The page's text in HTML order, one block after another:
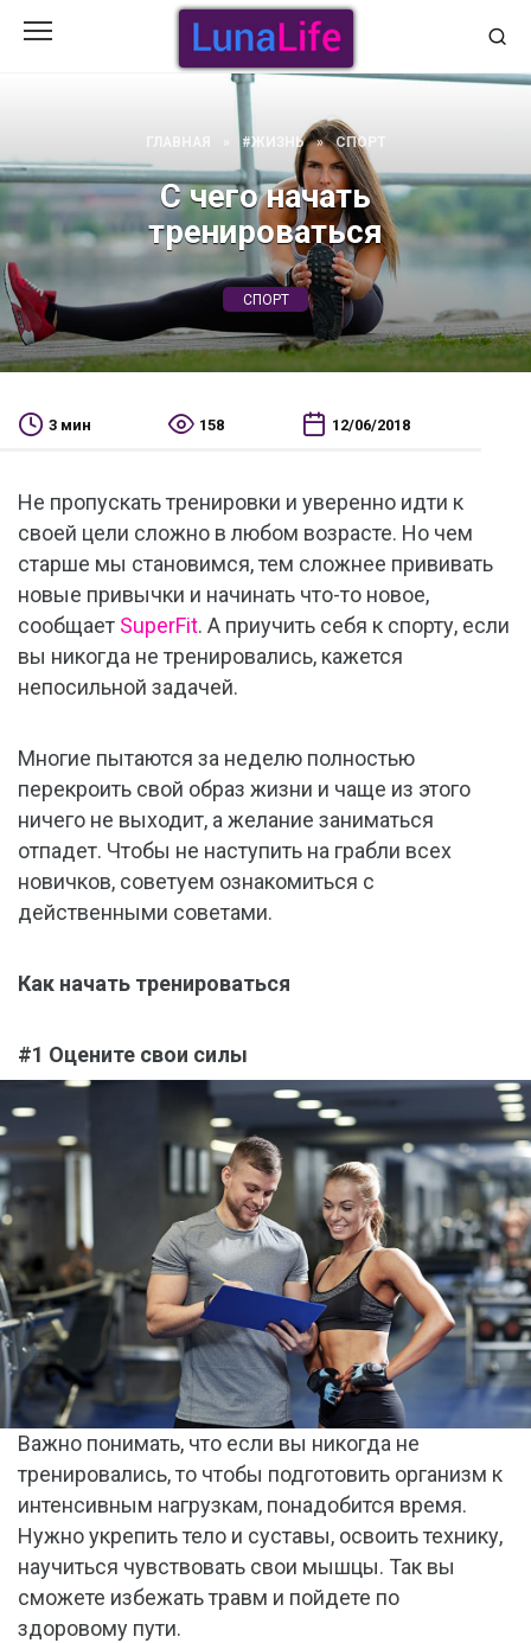
ГЛАВНАЯ #ЖИЗНЬ » СПОРТ
С чего начать
тренироваться
СПОРТ
3 мин 158 12/06/2018
Не пропускать тренировки и уверенно идти к
своей цели сложно в любом возрасте. Но чем
старше мы становимся, тем сложнее прививать
новые привычки и начинать что-то новое,
сообщает SuperFit. А приучить себя к спорту, если
вы никогда не тренировались, кажется
непосильной задачей.
Многие пытаются за неделю полностью
перекроить свой образ жизни и чаще из этого
ничего не выходит, а желание заниматься
отпадет. Чтобы не наступить на грабли всех
новичков, советуем ознакомиться с
действенными советами.
Как начать тренироваться
#1 Оцените свои силы
Важно понимать, что если вы никогда не
тренировались, то чтобы подготовить организм к
интенсивным нагрузкам, понадобится время.
Нужно укрепить тело и суставы, освоить технику,
научиться чувствовать свои мышцы. Так вы
сможете избежать травм и пойдете по
здоровому пути.